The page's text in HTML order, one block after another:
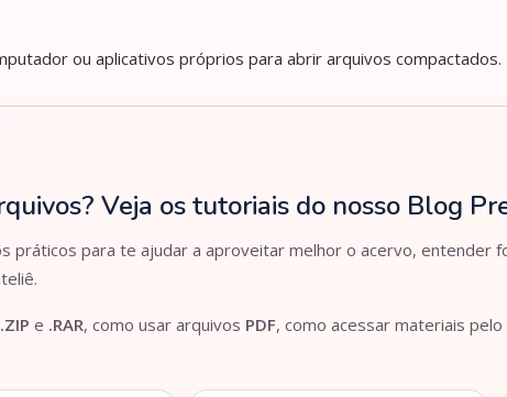
ou aplicativos próprios para abrir arquivos compactados.
Veja os tutoriais do nosso Blog
práticos para te ajudar a aproveitar melhor o acervo, entender
.ZIP e .RAR, como usar arquivos PDF, como acessar materiais pelo